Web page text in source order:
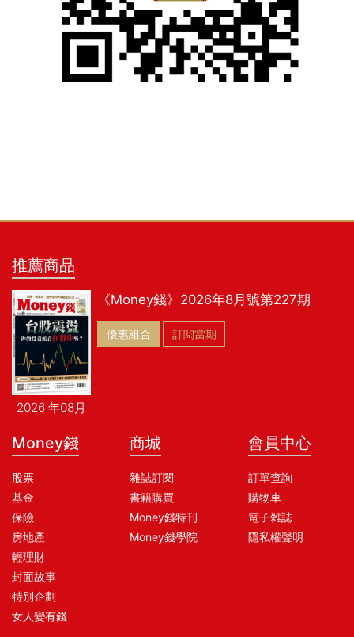
推薦商品
2026 年08月
《Money錢》2026年8月號第227期
優惠組合 訂閱當期
Money錢
股票
基金
保險
房地產
輕理財
封面故事
特別企劃
女人變有錢
商城
雜誌訂閱
書籍購買
Money錢特刊
Money錢學院
會員中心
訂單查詢
購物車
電子雜誌
隱私權聲明